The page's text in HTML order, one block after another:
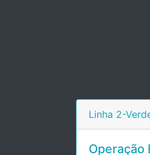
Linha 2-
Operação